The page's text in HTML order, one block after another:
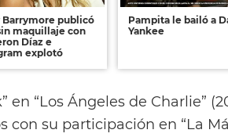
Barrymore publicó
maquillaje con
Díaz e
explotó
Pampita le bailó a
Yankee
en “Los Ángeles de Charlie”
con su participación en “La